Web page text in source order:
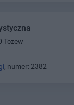
Tczew
, numer: 2382